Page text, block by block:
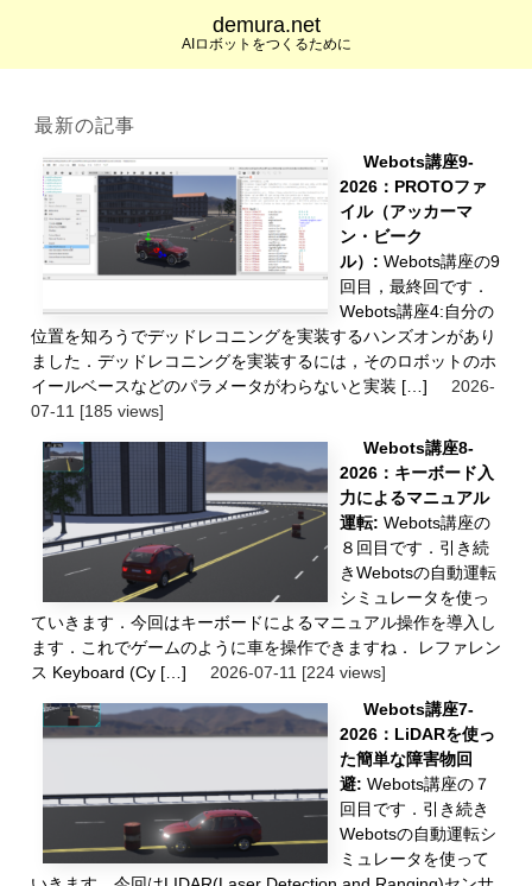
demura.net
AIロボットをつくるために
最新の記事
Webots講座9-
2026：PROTOファ
イル（アッカーマ
ン・ビーク
ル）: Webots講座の9
回目，最終回です．
Webots講座4:自分の
位置を知ろうでデッドレコニングを実装するハンズオンがあり
ました．デッドレコニングを実装するには，そのロボットのホ
イールベースなどのパラメータがわらないと実装 […]
2026-
07-11 [185 views]
Webots講座8-
2026：キーボード入
力によるマニュアル
運転: Webots講座の
８回目です．引き続
きWebotsの自動運転
シミュレータを使っ
ていきます．今回はキーボードによるマニュアル操作を導入し
ます．これでゲームのように車を操作できますね． レファレン
ス Keyboard (Cy […]
2026-07-11 [224 views]
Webots講座7-
2026：LiDARを使っ
た簡単な障害物回
避: Webots講座の７
回目です．引き続き
Webotsの自動運転シ
ミュレータを使って